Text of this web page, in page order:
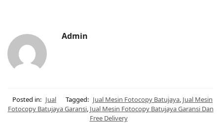
Admin
Posted in: Jual Tagged: Jual Mesin Fotocopy Batujaya, Jual Mesin
Fotocopy Batujaya Garansi, Jual Mesin Fotocopy Batujaya Garansi Dan
Free Delivery